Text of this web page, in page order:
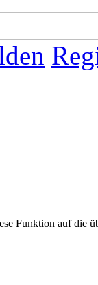
Funktion auf die